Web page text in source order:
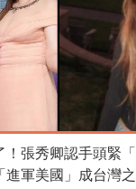
！張秀卿認手頭緊
軍美國」成台灣